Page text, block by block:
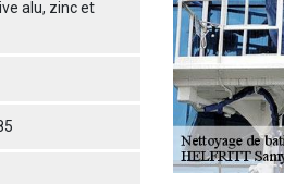
alu, zinc et